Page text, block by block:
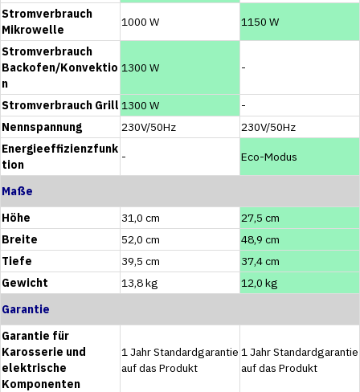
Stromverbrauch
Mikrowelle
1000 W 1150 W
Stromverbrauch
Backofen/Konvektio
n
1300 W -
Stromverbrauch Grill 1300 W
-
Nennspannung
230V/50Hz
230V/50Hz
Energieeffizienzfunk
tion
- Eco-Modus
Maße
Höhe
31,0 cm
27,5 cm
Breite
52,0 cm
48,9 cm
Tiefe
39,5 cm
37,4 cm
Gewicht
13,8 kg
12,0 kg
Garantie
Garantie für
Karosserie und
elektrische
Komponenten
1 Jahr Standardgarantie
auf das Produkt
1 Jahr Standardgarantie
auf das Produkt